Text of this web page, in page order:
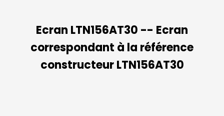
Ecran LTN156AT30 -- Ecran
correspondant à la référence
constructeur LTN156AT30